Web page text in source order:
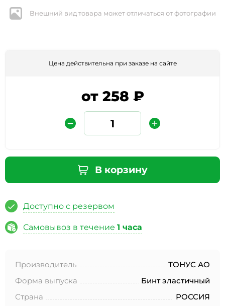
Внешний вид товара может отличаться от фотографии
Цена действительна при заказе на сайте
от 258 ₽
В корзину
Доступно с резервом
Самовывоз в течение 1 часа
Производитель
ТОНУС АО
Форма выпуска
Бинт эластичный
Страна
РОССИЯ
Защита от автоматических сообщений
Введите слово на картинке
* Нажимая кнопку «Отправить отзыв», я даю свое
согласие на обработку моих персональных данных, в
соответствии с Федеральным законом от 27.07.2006 года